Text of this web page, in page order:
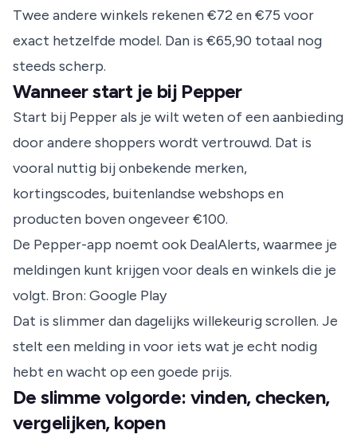
Twee andere winkels rekenen €72 en €75 voor
exact hetzelfde model. Dan is €65,90 totaal nog
steeds scherp.
Wanneer start je bij Pepper
Start bij Pepper als je wilt weten of een aanbieding
door andere shoppers wordt vertrouwd. Dat is
vooral nuttig bij onbekende merken,
kortingscodes, buitenlandse webshops en
producten boven ongeveer €100.
De Pepper-app noemt ook DealAlerts, waarmee je
meldingen kunt krijgen voor deals en winkels die je
volgt. Bron: Google Play
Dat is slimmer dan dagelijks willekeurig scrollen. Je
stelt een melding in voor iets wat je echt nodig
hebt en wacht op een goede prijs.
De slimme volgorde: vinden, checken,
vergelijken, kopen